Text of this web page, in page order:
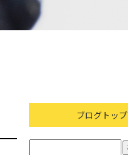
ブログトップ